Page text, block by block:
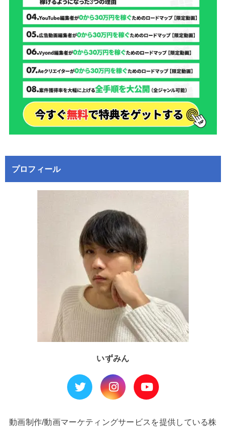
プロフィール
いずみん
動画制作/動画マーケティングサービスを提供している株